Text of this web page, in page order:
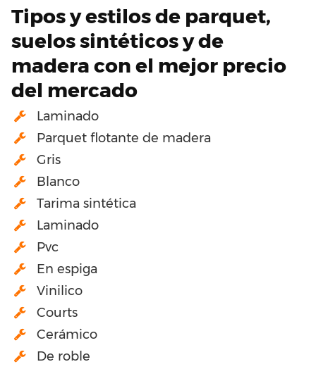
Tipos y estilos de parquet,
suelos sintéticos y de
madera con el mejor precio
del mercado
Laminado
Parquet flotante de madera
Gris
Blanco
Tarima sintética
Laminado
Pvc
En espiga
Vinilico
Courts
Cerámico
De roble